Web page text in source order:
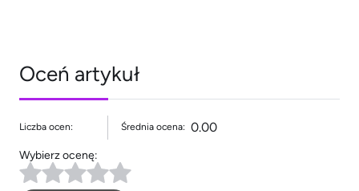
Oceń artykuł
Liczba ocen: Średnia ocena: 0.00
Wybierz ocenę: